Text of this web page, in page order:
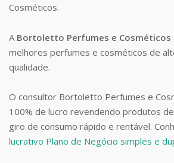
Cosméticos.
A Bortoletto Perfumes e Cosméticos
melhores perfumes e cosméticos de
qualidade.
O consultor Bortoletto Perfumes e
100% de lucro revendendo produtos
giro de consumo rápido e rentável.
lucrativo Plano de Negócio simples e